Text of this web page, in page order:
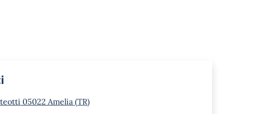
05022 Amelia (TR)